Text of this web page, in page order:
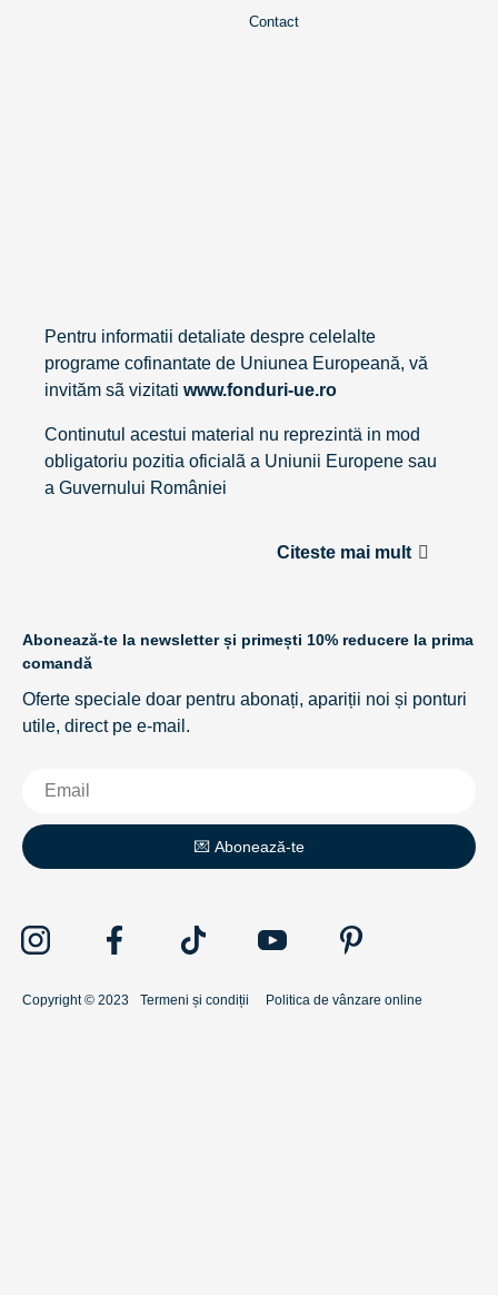
Contact
Pentru informatii detaliate despre celelalte
programe cofinantate de Uniunea Europeană, vă
invităm sã vizitati www.fonduri-ue.ro
Continutul acestui material nu reprezintä in mod
obligatoriu pozitia oficialã a Uniunii Europene sau
a Guvernului României
Citeste mai mult
Abonează-te la newsletter și primești 10% reducere la prima
comandă
Oferte speciale doar pentru abonați, apariții noi și ponturi
utile, direct pe e-mail.
💌 Abonează-te
Copyright © 2023 Termeni și condiții Politica de vânzare online